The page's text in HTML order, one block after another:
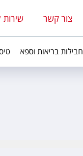
צור קשר שירות
חבילות בריאות וספא